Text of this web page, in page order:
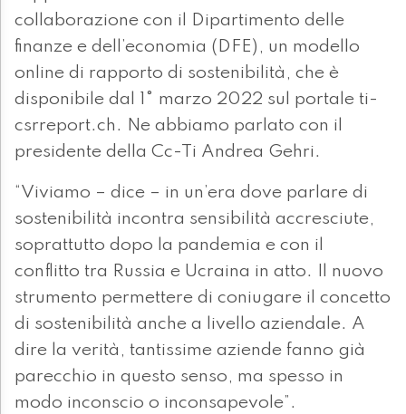
collaborazione con il Dipartimento delle
finanze e dell’economia (DFE), un modello
online di rapporto di sostenibilità, che è
disponibile dal 1° marzo 2022 sul portale ti-
csrreport.ch. Ne abbiamo parlato con il
presidente della Cc-Ti Andrea Gehri.
“Viviamo – dice – in un’era dove parlare di
sostenibilità incontra sensibilità accresciute,
soprattutto dopo la pandemia e con il
conflitto tra Russia e Ucraina in atto. Il nuovo
strumento permettere di coniugare il concetto
di sostenibilità anche a livello aziendale. A
dire la verità, tantissime aziende fanno già
parecchio in questo senso, ma spesso in
modo inconscio o inconsapevole”.